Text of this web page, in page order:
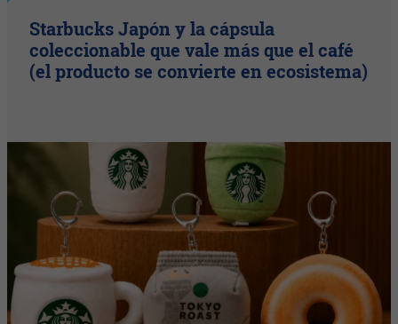
Starbucks Japón y la cápsula
coleccionable que vale más que el café
(el producto se convierte en ecosistema)